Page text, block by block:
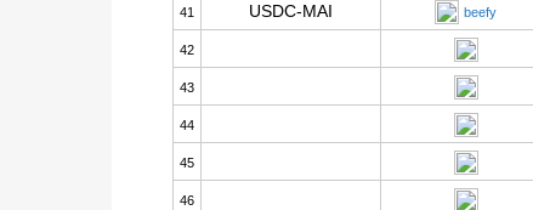
41 USDC-MAI beefy
42
43
44
45
46